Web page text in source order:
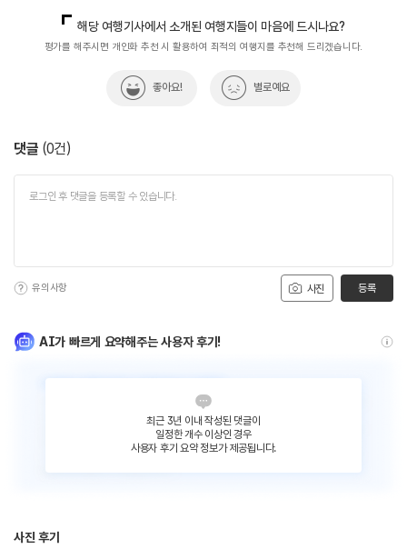
해당 여행기사에서 소개된 여행지들이 마음에 드시나요?
평가를 해주시면 개인화 추천 시 활용하여 최적의 여행지를 추천해 드리겠습니다.
좋아요! 별로예요
댓글 (0건)
사진
유의사항 등록
AI가 빠르게 요약해주는 사용자 후기!
최근 3년 이내 작성된 댓글이
일정한 개수 이상인 경우
사용자 후기 요약 정보가 제공됩니다.
사진 후기